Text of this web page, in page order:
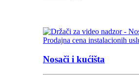
Nosači i kućišta